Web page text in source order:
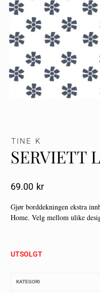
TINE K
SERVIETT
69.00 Kr
Gjør borddekningen ekstra
Home. Velg mellom ulike
UTSOLGT
KATEGORI